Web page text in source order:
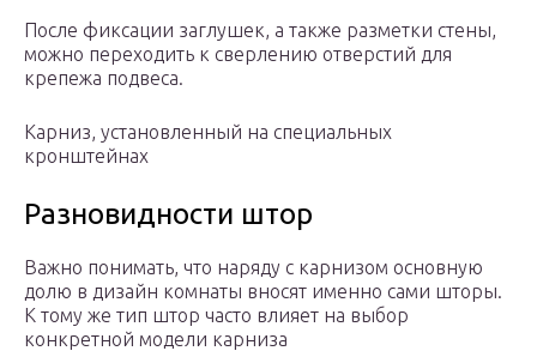
После фиксации заглушек, а также разметки стены,
можно переходить к сверлению отверстий для
крепежа подвеса.
Карниз, установленный на специальных
кронштейнах
Разновидности штор
Важно понимать, что наряду с карнизом основную
долю в дизайн комнаты вносят именно сами шторы.
К тому же тип штор часто влияет на выбор
конкретной модели карниза